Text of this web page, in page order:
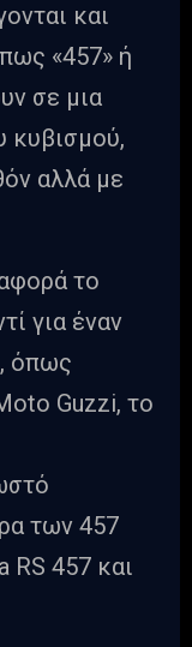
και
«457» ή
σε μια
κυβισμού,
αλλά με
το
για έναν
όπως
Guzzi, το
των 457
RS 457 και